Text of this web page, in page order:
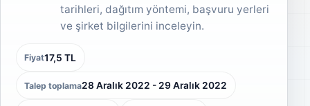
tarihleri, dağıtım yöntemi, başvuru yerleri
ve şirket bilgilerini inceleyin.
Fiyat17,5 TL
Talep toplama28 Aralık 2022 - 29 Aralık 2022